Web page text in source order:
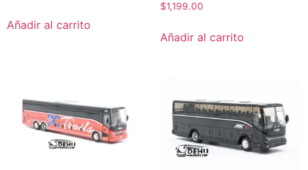
Añadir al carrito
$1,199.00
Añadir al carrito